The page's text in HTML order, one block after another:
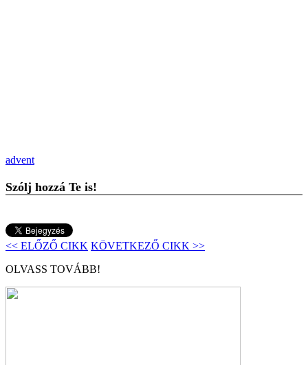
advent
Szólj hozzá Te is!
<< ELŐZŐ CIKK KÖVETKEZŐ CIKK >>
OLVASS TOVÁBB!